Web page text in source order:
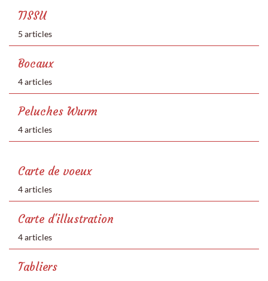
TISSU
5 articles
Bocaux
4 articles
Peluches Wurm
4 articles
Carte de voeux
4 articles
Carte d'illustration
4 articles
Tabliers